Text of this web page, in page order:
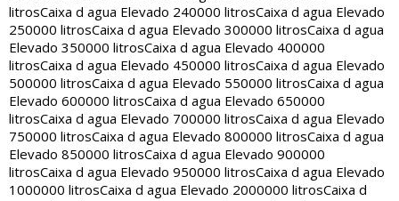
litrosCaixa d agua Elevado 240000 litrosCaixa d agua Elevado
250000 litrosCaixa d agua Elevado 300000 litrosCaixa d agua
Elevado 350000 litrosCaixa d agua Elevado 400000
litrosCaixa d agua Elevado 450000 litrosCaixa d agua Elevado
500000 litrosCaixa d agua Elevado 550000 litrosCaixa d agua
Elevado 600000 litrosCaixa d agua Elevado 650000
litrosCaixa d agua Elevado 700000 litrosCaixa d agua Elevado
750000 litrosCaixa d agua Elevado 800000 litrosCaixa d agua
Elevado 850000 litrosCaixa d agua Elevado 900000
litrosCaixa d agua Elevado 950000 litrosCaixa d agua Elevado
1000000 litrosCaixa d agua Elevado 2000000 litrosCaixa d